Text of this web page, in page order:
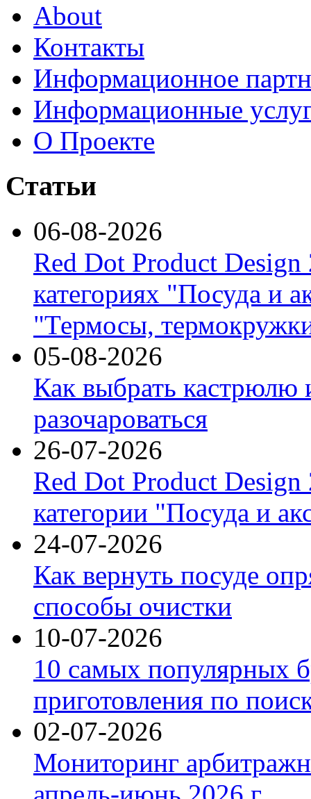
About
Контакты
Информационное
Информационные
О Проекте
Статьи
06-08-2026
Red Dot Product Design
категориях "Посуда и
"Термосы,
05-08-2026
Как выбрать кастрюлю
разочароваться
26-07-2026
Red Dot Product Design
категории "Посуда и
24-07-2026
Как вернуть посуде
способы очистки
10-07-2026
10 самых популярных
приготовления по
02-07-2026
Мониторинг